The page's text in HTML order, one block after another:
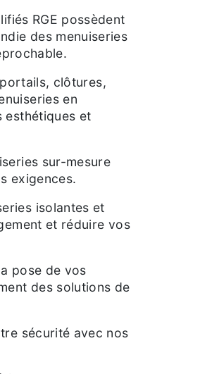
RGE possèdent
des menuiseries
clôtures,
en
esthétiques et
sur-mesure
exigences.
isolantes et
et réduire vos
pose de vos
des solutions de
sécurité avec nos